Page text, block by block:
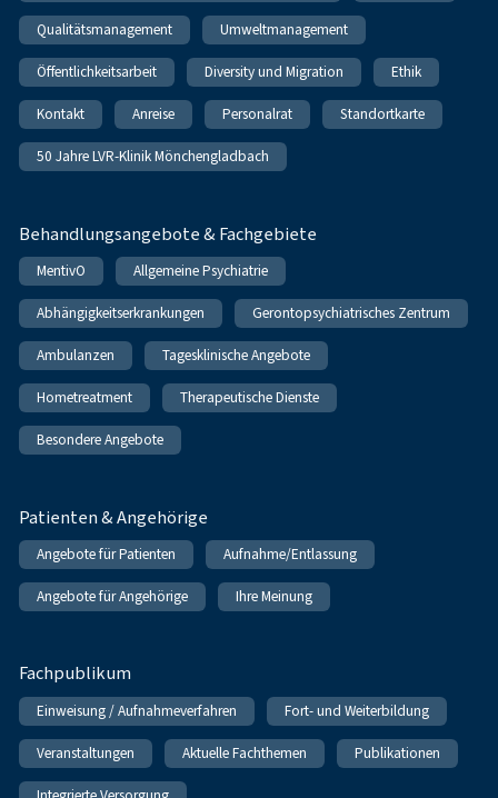
Qualitätsmanagement Umweltmanagement
Öffentlichkeitsarbeit Diversity und Migration Ethik
Kontakt Anreise Personalrat Standortkarte
50 Jahre LVR-Klinik Mönchengladbach
Behandlungsangebote & Fachgebiete
MentivO Allgemeine Psychiatrie
Abhängigkeitserkrankungen Gerontopsychiatrisches Zentrum
Ambulanzen Tagesklinische Angebote
Hometreatment Therapeutische Dienste
Besondere Angebote
Patienten & Angehörige
Angebote für Patienten Aufnahme/Entlassung
Angebote für Angehörige Ihre Meinung
Fachpublikum
Einweisung / Aufnahmeverfahren Fort- und Weiterbildung
Veranstaltungen Aktuelle Fachthemen Publikationen